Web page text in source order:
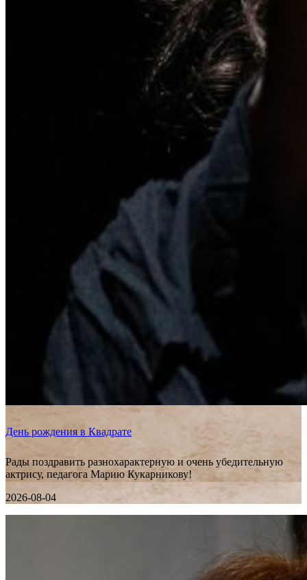
День рождения в Квадрате
Рады поздравить разнохарактерную и очень убедительную
актрису, педагога Марию Кукарникову!
2026-08-04